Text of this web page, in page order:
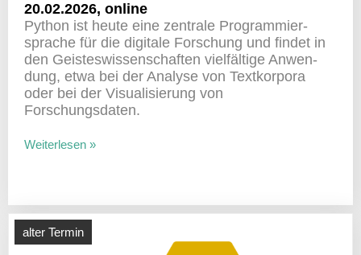
20.02.2026, online
Python ist heute eine zentrale Program­mier­
sprache für die digi­tale Forschung und findet in
den Geis­tes­wis­sen­schaften viel­fäl­tige Anwen­
dung, etwa bei der Analyse von Text­kor­pora
oder bei der Visua­li­sie­rung von
Forschungsdaten.
Weiterlesen »
alter Termin